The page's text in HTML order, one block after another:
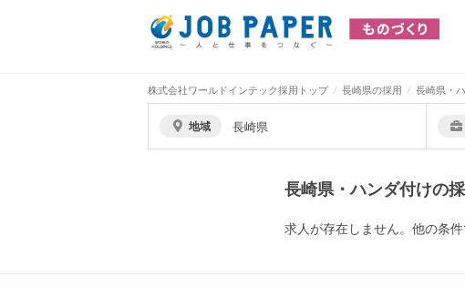
株式会社ワールドインテック採用トップ 長崎県の採用 長崎県・
地域 長崎県
長崎県・ハンダ付けの
求人が存在しません。他の条件